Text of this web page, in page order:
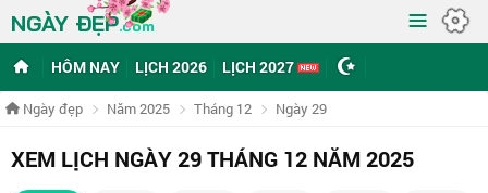
NGÀY ĐẸP.com ≡
HÔM NAY LỊCH 2026 LỊCH 2027
Ngày đẹp Năm 2025 Tháng 12 Ngày 29
XEM LỊCH NGÀY 29 THÁNG 12 NĂM 2025